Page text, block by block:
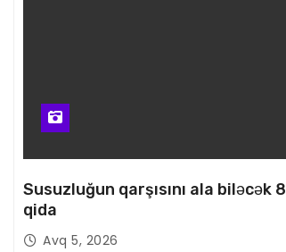
Susuzluğun qarşısını ala biləcək 8
qida
Avq 5, 2026